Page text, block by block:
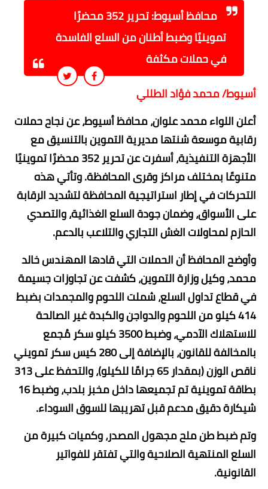
محافظ أسيوط: تحرير 352 محضرًا
تموينيًا وضبط أطنان من السلع الفاسدة
في حملات مكثفة
​أسيوط/ محمد فؤاد الطللي
أعلن اللواء محمد علوان، محافظ أسيوط، عن نجاح حملات
رقابية موسعة شنتها مديرية التموين بالتنسيق مع
الأجهزة التنفيذية، أسفرت عن تحرير 352 محضرًا تموينيًا
متنوعًا بمختلف مراكز وقرى المحافظة. وتأتي هذه
التحركات في إطار استراتيجية المحافظة لتشديد الرقابة
على الأسواق، وضمان جودة السلع الغذائية، والتصدي
الحازم لمحاولات الغش التجاري والتلاعب بالدعم.
و​أوضح المحافظ أن الحملات التي قادها المهندس خالد
محمد، وكيل وزارة التموين، كشفت عن تجاوزات جسيمة
في قطاع تداول السلع، شملت ​اللحوم والمجمدات بضبط
414 كيلو من اللحوم والدواجن والكبدة غير الصالحة
للاستهلاك الآدمي، و​ضبط 3500 كيلو سكر مُجمع
بالمخالفة للقانون، بالإضافة إلى 280 كيس سكر تمويني
ناقص الوزن (بمقدار 65 جرامًا للكيلو)، والتحفظ على 313
بطاقة تموينية تم تجميعها داخل مخبز بلدب، وضبط 16
شيكارة دقيق مدعم قبل تهريبها للسوق السوداء.
​وتم ضبط طن ملح مجهول المصدر، وكميات كبيرة من
السلع المنتهية الصلاحية والتي تفتقر للفواتير
القانونية.